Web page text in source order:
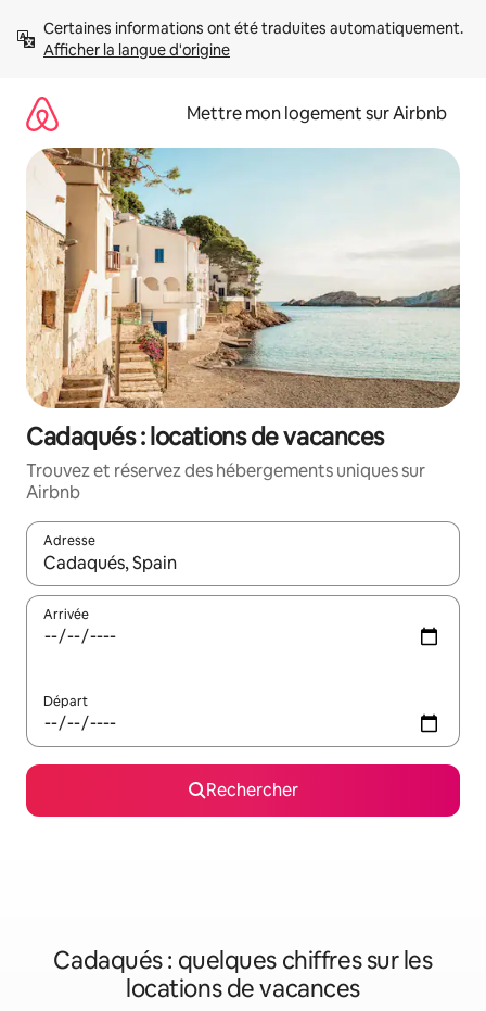
directement
Afficher la langue d'origine
Mettre mon logement sur Airbnb
Cadaqués : locations de vacances
Trouvez et réservez des hébergements uniques sur
Airbnb
Adresse
Lorsque les résultats s'affichent, utilisez les flèches vers le
Arrivée
Départ
Rechercher
Cadaqués : quelques chiffres sur les
locations de vacances